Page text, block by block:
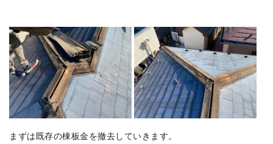
まずは既存の棟板金を撤去していきます。